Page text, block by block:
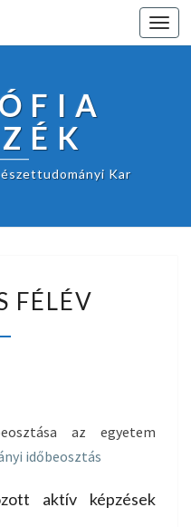
Kar
FÉLÉV
az egyetem
időbeosztás
aktív képzések